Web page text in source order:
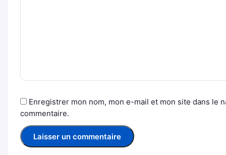
Enregistrer mon nom, mon e-mail et mon site dans le
commentaire.